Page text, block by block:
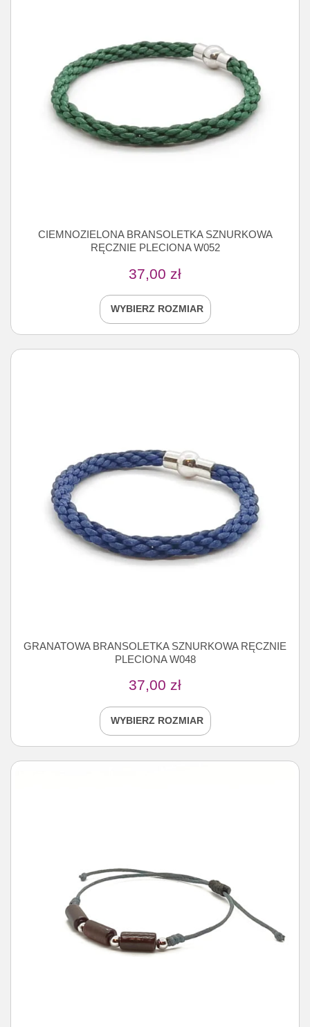
CIEMNOZIELONA BRANSOLETKA SZNURKOWA
RĘCZNIE PLECIONA W052
37,00 zł
WYBIERZ ROZMIAR
GRANATOWA BRANSOLETKA SZNURKOWA RĘCZNIE
PLECIONA W048
37,00 zł
WYBIERZ ROZMIAR